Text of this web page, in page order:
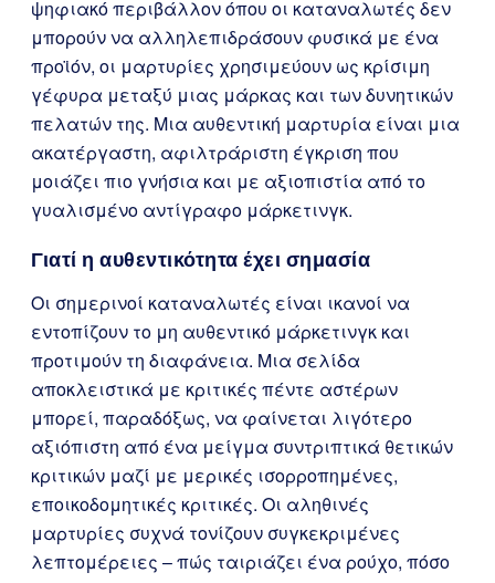
ψηφιακό περιβάλλον όπου οι καταναλωτές δεν
μπορούν να αλληλεπιδράσουν φυσικά με ένα
προϊόν, οι μαρτυρίες χρησιμεύουν ως κρίσιμη
γέφυρα μεταξύ μιας μάρκας και των δυνητικών
πελατών της. Μια αυθεντική μαρτυρία είναι μια
ακατέργαστη, αφιλτράριστη έγκριση που
μοιάζει πιο γνήσια και με αξιοπιστία από το
γυαλισμένο αντίγραφο μάρκετινγκ.
Γιατί η αυθεντικότητα έχει σημασία
Οι σημερινοί καταναλωτές είναι ικανοί να
εντοπίζουν το μη αυθεντικό μάρκετινγκ και
προτιμούν τη διαφάνεια. Μια σελίδα
αποκλειστικά με κριτικές πέντε αστέρων
μπορεί, παραδόξως, να φαίνεται λιγότερο
αξιόπιστη από ένα μείγμα συντριπτικά θετικών
κριτικών μαζί με μερικές ισορροπημένες,
εποικοδομητικές κριτικές. Οι αληθινές
μαρτυρίες συχνά τονίζουν συγκεκριμένες
λεπτομέρειες – πώς ταιριάζει ένα ρούχο, πόσο